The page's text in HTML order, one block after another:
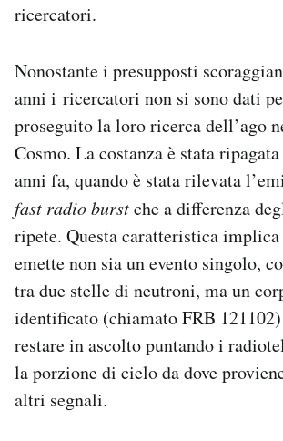
ricercatori.
Nonostante i presupposti
anni i ricercatori non si sono dati
proseguito la loro ricerca dell’ago
Cosmo. La costanza è stata
anni fa, quando è stata rilevata
fast radio burstche a differenza
ripete. Questa caratteristica
emette non sia un evento singolo,
tra due stelle di neutroni, ma un
identificato (chiamato FRB 121102)
restare in ascolto puntando i
la porzione di cielo da dove
altri segnali.